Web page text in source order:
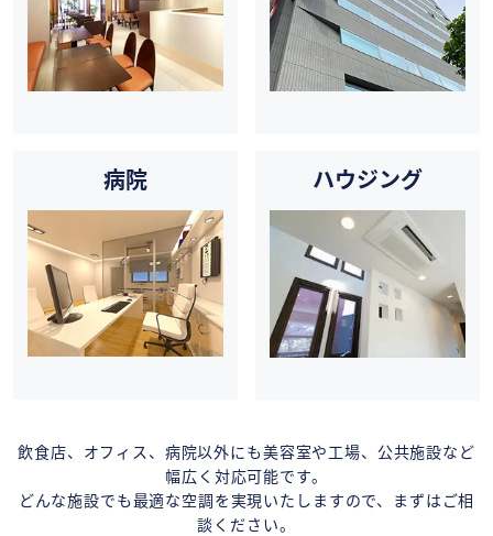
病院 ハウジング
飲食店、オフィス、病院以外にも美容室や工場、公共施設など
幅広く対応可能です。
どんな施設でも最適な空調を実現いたしますので、まずはご相
談ください。